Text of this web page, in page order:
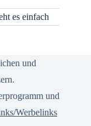
es einfach
und
und
Werbelinks